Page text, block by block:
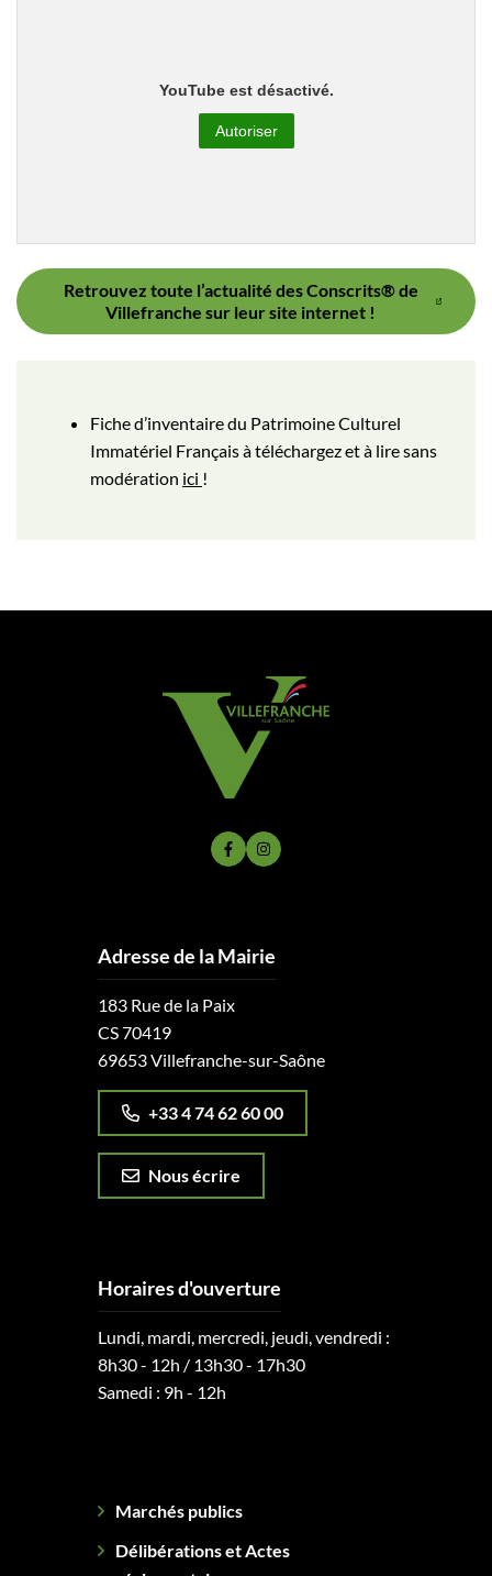
YouTube est désactivé.
Autoriser
Retrouvez toute l’actualité des Conscrits® de
Villefranche sur leur site internet !
Fiche d’inventaire du Patrimoine Culturel
Immatériel Français à téléchargez et à lire sans
modération ici !
Lien vers le compte Facebook
Lien vers le compte Instagram
Adresse de la Mairie
183 Rue de la Paix
CS 70419
69653 Villefranche-sur-Saône
+33 4 74 62 60 00
Nous écrire
Horaires d'ouverture
Lundi, mardi, mercredi, jeudi, vendredi :
8h30 - 12h / 13h30 - 17h30
Samedi : 9h - 12h
Marchés publics
Délibérations et Actes